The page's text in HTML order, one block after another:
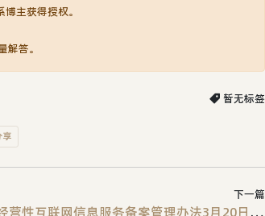
主获得授权。
答。
暂无标签
享
下一篇
非经营性互联网信息服务备案管理办法3月20日执行